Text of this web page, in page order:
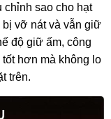
sao cho hạt
vỡ nát và vẫn giữ
độ giữ ấm, công
hơn mà không lo
trên.